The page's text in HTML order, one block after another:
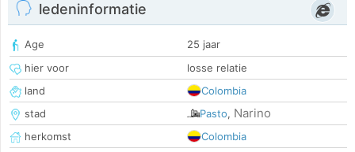
ledeninformatie
Age
25 jaar
hier voor
losse relatie
land
Colombia
stad
Pasto, Narino
herkomst
Colombia